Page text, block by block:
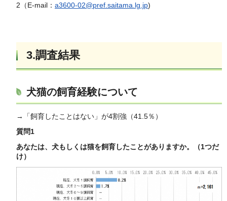
2（E-mail： a3600-02@pref.saitama.lg.jp)
3.調査結果
犬猫の飼育経験について
→「飼育したことはない」が4割強（41.5％）
質問1
あなたは、犬もしくは猫を飼育したことがありますか。（1つだ
け）